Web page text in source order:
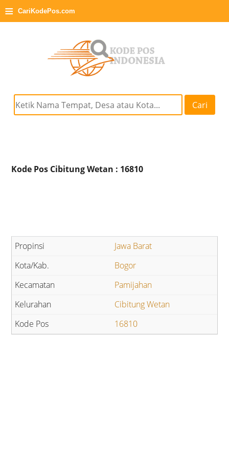
≡ CariKodePos.com
Cari
Kode Pos Cibitung Wetan : 16810
Jawa Barat
Bogor
Pamijahan
Cibitung Wetan
16810